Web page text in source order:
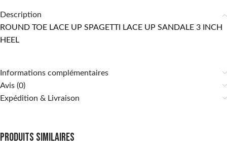
Description
ROUND TOE LACE UP SPAGETTI LACE UP SANDALE 3 INCH
HEEL
Informations complémentaires
Avis (0)
Expédition & Livraison
Produits similaires